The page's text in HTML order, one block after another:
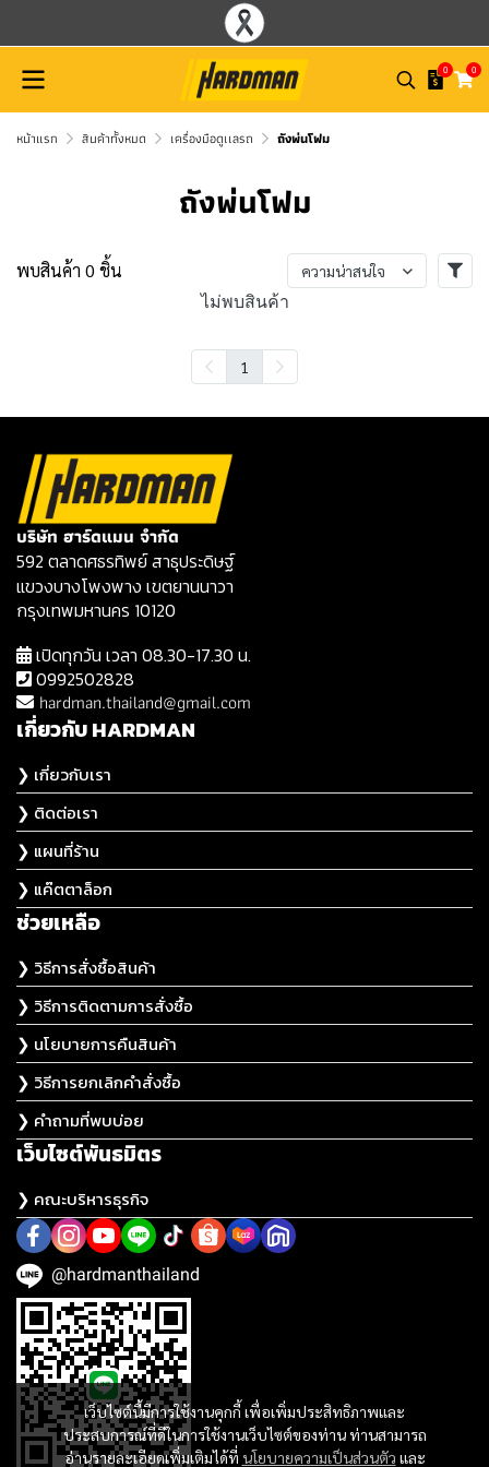
0 0
หน้าแรก สินค้าทั้งหมด เครื่องมือดูเเลรถ ถังพ่นโฟม
ถังพ่นโฟม
พบสินค้า 0 ชิ้น ความน่าสนใจ
ไม่พบสินค้า
1
เว็บไซต์นี้มีการใช้งานคุกกี้ เพื่อเพิ่มประสิทธิภาพและ
ประสบการณ์ที่ดีในการใช้งานเว็บไซต์ของท่าน ท่านสามารถ
อ่านรายละเอียดเพิ่มเติมได้ที่ นโยบายความเป็นส่วนตัว และ
บริษัท ฮาร์ดแมน จำกัด
592 ตลาดศธรทิพย์ สาธุประดิษฐ์
แขวงบางโพงพาง เขตยานนาวา
กรุงเทพมหานคร 10120
เปิดทุกวัน เวลา 08.30-17.30 น.
0992502828
hardman.thailand@gmail.com
เกี่ยวกับ HARDMAN
❯ เกี่ยวกับเรา
❯ ติดต่อเรา
❯ แผนที่ร้าน
❯ แค๊ตตาล็อก
ช่วยเหลือ
❯ วิธีการสั่งซื้อสินค้า
❯ วิธีการติดตามการสั่งซื้อ
❯ นโยบายการคืนสินค้า
❯ วิธีการยกเลิกคำสั่งซื้อ
❯ คำถามที่พบบ่อย
เว็บไซต์พันธมิตร
❯ คณะบริหารธุรกิจ
@hardmanthailand